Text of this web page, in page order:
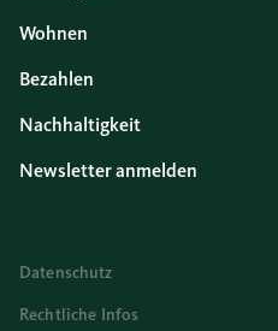
Wohnen
Bezahlen
Nachhaltigkeit
Newsletter anmelden
Datenschutz
Rechtliche Infos